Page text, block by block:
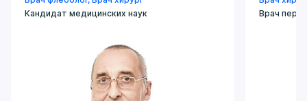
Кандидат медицинских наук
Врач